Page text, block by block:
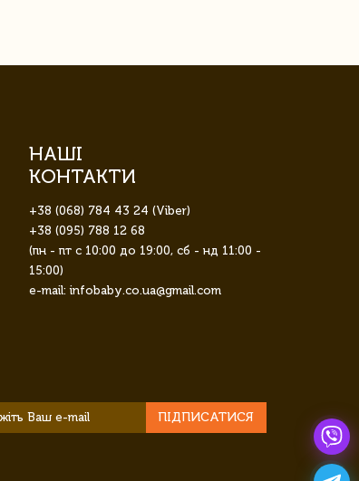
НАШІ
КОНТАКТИ
+38 (068) 784 43 24 (Viber)
+38 (095) 788 12 68
(пн - пт с 10:00 до 19:00, сб - нд 11:00 -
15:00)
e-mail: infobaby.co.ua@gmail.com
ПІДПИСАТИСЯ